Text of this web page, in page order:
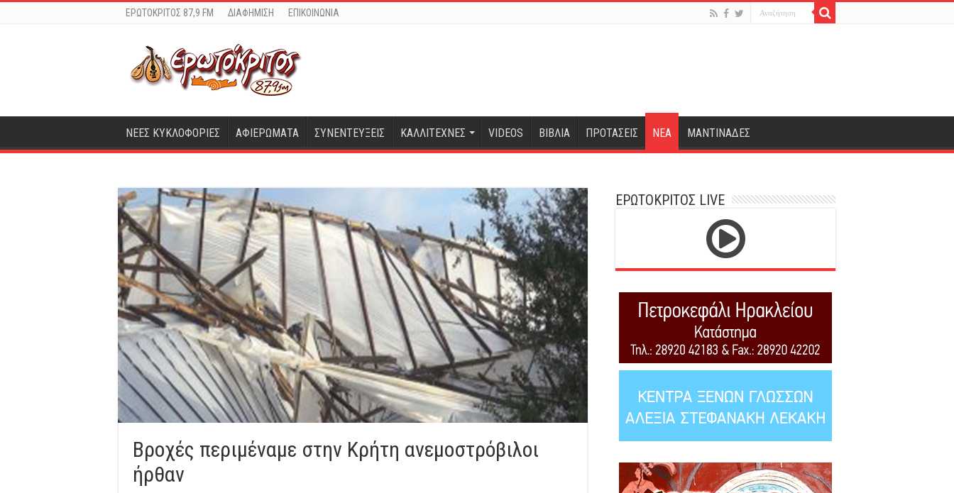
ΕΡΩΤΟΚΡΙΤΟΣ 87,9 FM ΔΙΑΦΗΜΙΣΗ ΕΠΙΚΟΙΝΩΝΙΑ
ΝΕΕΣ ΚΥΚΛΟΦΟΡΙΕΣ ΑΦΙΕΡΩΜΑΤΑ ΣΥΝΕΝΤΕΥΞΕΙΣ ΚΑΛΛΙΤΕΧΝΕΣ VIDEOS ΒΙΒΛΙΑ ΠΡΟΤΑΣΕΙΣ ΝΕΑ ΜΑΝΤΙΝΑΔΕΣ
Βροχές περιμέναμε στην Κρήτη ανεμοστρόβιλοι
ήρθαν
ΕΡΩΤΟΚΡΙΤΟΣ LIVE